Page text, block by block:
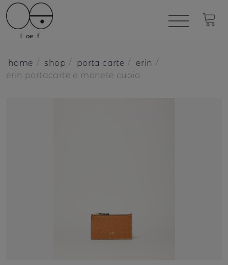
home shop porta carte
erin
erin portacarte e monete cuoio